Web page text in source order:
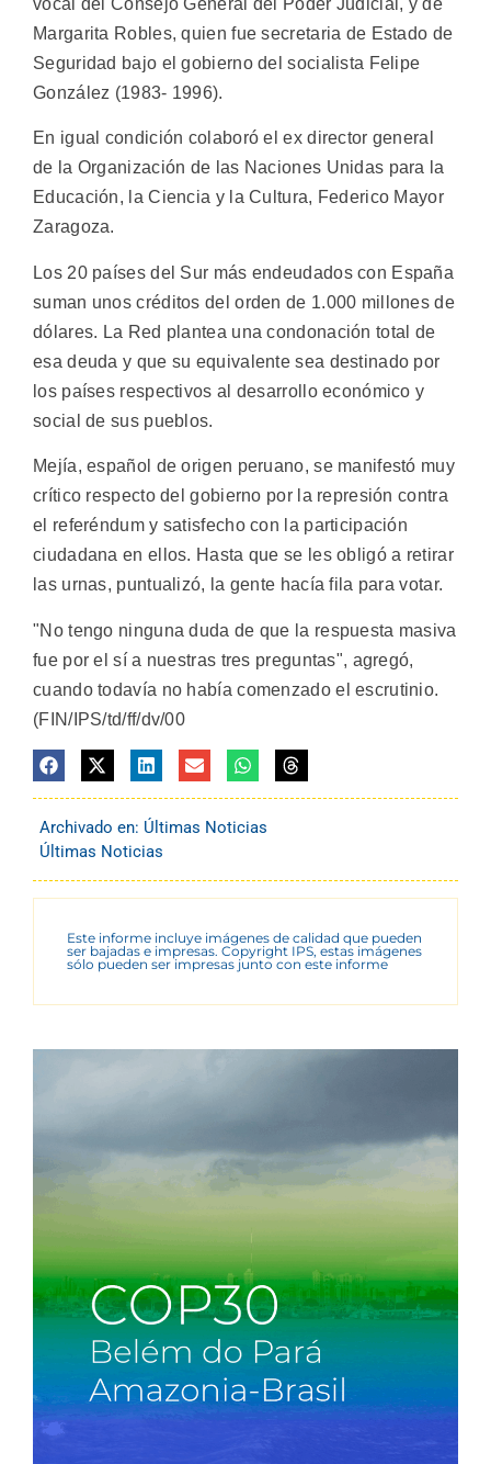
vocal del Consejo General del Poder Judicial, y de
Margarita Robles, quien fue secretaria de Estado de
Seguridad bajo el gobierno del socialista Felipe
González (1983- 1996).
En igual condición colaboró el ex director general
de la Organización de las Naciones Unidas para la
Educación, la Ciencia y la Cultura, Federico Mayor
Zaragoza.
Los 20 países del Sur más endeudados con España
suman unos créditos del orden de 1.000 millones de
dólares. La Red plantea una condonación total de
esa deuda y que su equivalente sea destinado por
los países respectivos al desarrollo económico y
social de sus pueblos.
Mejía, español de origen peruano, se manifestó muy
crítico respecto del gobierno por la represión contra
el referéndum y satisfecho con la participación
ciudadana en ellos. Hasta que se les obligó a retirar
las urnas, puntualizó, la gente hacía fila para votar.
"No tengo ninguna duda de que la respuesta masiva
fue por el sí a nuestras tres preguntas", agregó,
cuando todavía no había comenzado el escrutinio.
(FIN/IPS/td/ff/dv/00
Archivado en: Últimas Noticias
Últimas Noticias
Este informe incluye imágenes de calidad que pueden
ser bajadas e impresas. Copyright IPS, estas imágenes
sólo pueden ser impresas junto con este informe